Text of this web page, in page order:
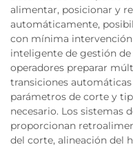
alimentar, posicionar y
automáticamente,
con mínima
inteligente de gestión
operadores preparar
transiciones
parámetros de corte y
necesario. Los sistemas
proporcionan
del corte, alineación del